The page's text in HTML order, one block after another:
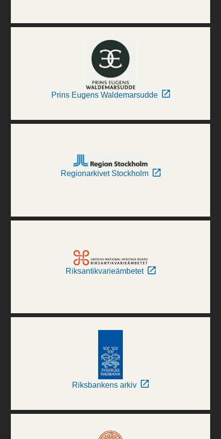
Prins Eugens Waldemarsudde
Regionarkivet Stockholm
Riksantikvarieämbetet
Riksbankens arkiv